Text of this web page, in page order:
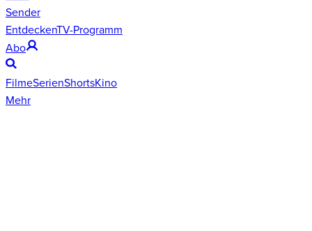
Sender
EntdeckenTV-Programm
Abo
FilmeSerienShortsKino
Mehr